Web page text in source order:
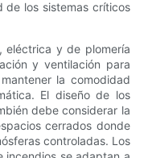
de los sistemas críticos
eléctrica y de plomería
y ventilación para
la comodidad
El diseño de los
debe considerar la
cerrados donde
controladas. Los